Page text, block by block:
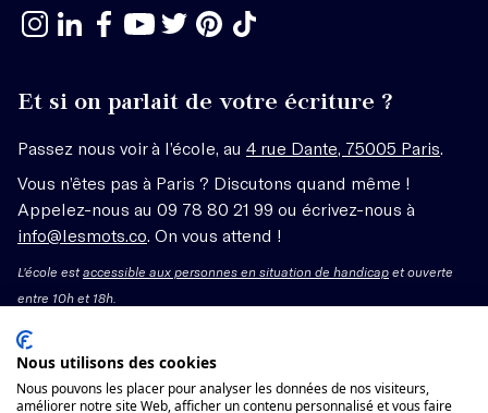
Et si on parlait de votre écriture ?
Passez nous voir à l’école, au 4 rue Dante, 75005 Paris
Vous n’êtes pas à Paris ? Discutons quand même !
Appelez-nous au 09 78 80 21 99 ou écrivez-nous à
info@lesmots.co . On vous attend !
L'école estaccessible aux personnes en situation de handicap et ouverte
entre 10h et 18h.
Mentions légales – CGV
Organisme de formation enregistré sous le numéro
Nous utilisons des cookies
Nous pouvons les placer pour analyser les données de nos visiteurs,
améliorer notre site Web, afficher un contenu personnalisé et vous faire